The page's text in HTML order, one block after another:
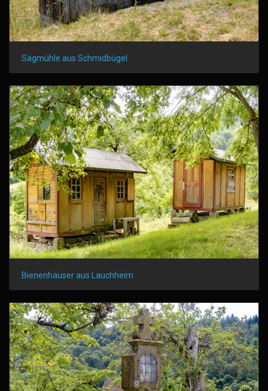
Sägmühle aus Schmidbügel
Bienenhäuser aus Lauchheim